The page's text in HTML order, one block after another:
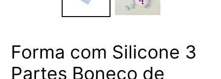
Forma com Silicone 3
Partes Boneco de